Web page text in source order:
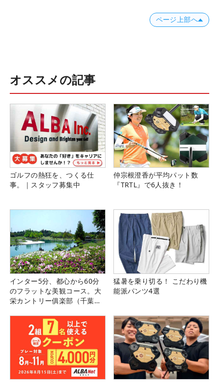
ページ上部へ
オススメの記事
ゴルフの熱狂を、つくる仕
事。｜スタッフ募集中
仲宗根澄香が平均パット数
『TRTL』で6人抜き！
インター5分、都心から60分
のフラットな美観コース。大
栄カントリー俱楽部（千葉
猛暑を乗り切る！ こだわり機
能派パンツ4選